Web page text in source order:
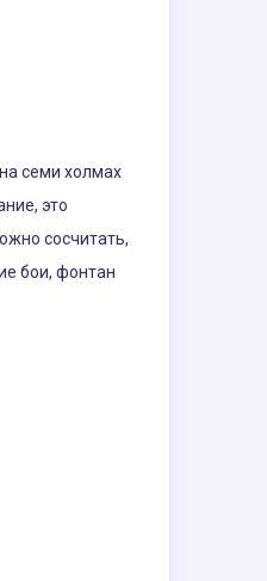
семи холмах
это
сосчитать,
бои, фонтан